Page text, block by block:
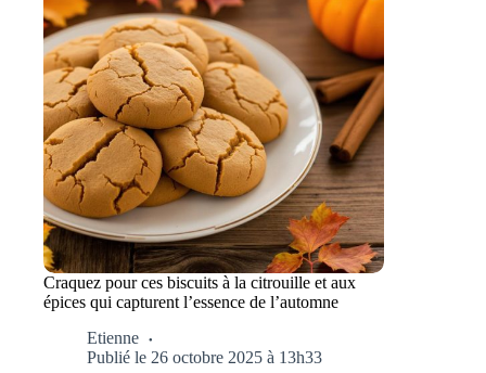
Craquez pour ces biscuits à la citrouille et aux
épices qui capturent l’essence de l’automne
Etienne
Publié le 26 octobre 2025 à 13h33